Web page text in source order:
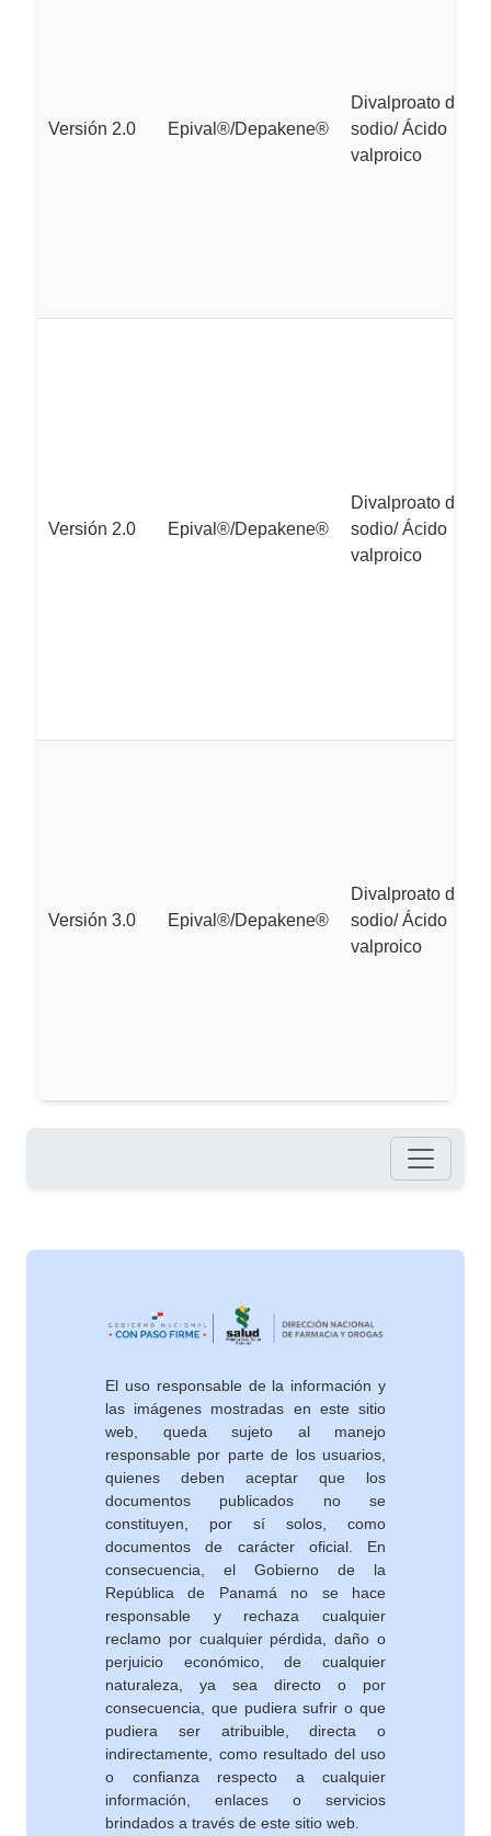
Versión 2.0 Epival®/Depakene®
Divalproato de
sodio/ Ácido
valproico
Versión 2.0 Epival®/Depakene®
Divalproato de
sodio/ Ácido
valproico
Versión 3.0 Epival®/Depakene®
Divalproato de
sodio/ Ácido
valproico
El uso responsable de la información y
las imágenes mostradas en este sitio
web, queda sujeto al manejo
responsable por parte de los usuarios,
quienes deben aceptar que los
documentos publicados no se
constituyen, por sí solos, como
documentos de carácter oficial. En
consecuencia, el Gobierno de la
República de Panamá no se hace
responsable y rechaza cualquier
reclamo por cualquier pérdida, daño o
perjuicio económico, de cualquier
naturaleza, ya sea directo o por
consecuencia, que pudiera sufrir o que
pudiera ser atribuible, directa o
indirectamente, como resultado del uso
o confianza respecto a cualquier
información, enlaces o servicios
brindados a través de este sitio web.